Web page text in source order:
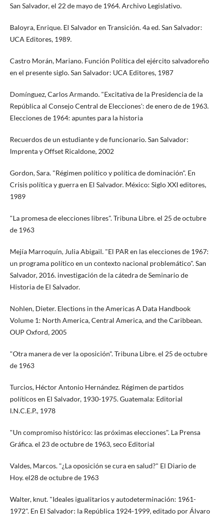
San Salvador, el 22 de mayo de 1964. Archivo Legislativo.
Baloyra, Enrique. El Salvador en Transición. 4a ed. San Salvador:
UCA Editores, 1989.
Castro Morán, Mariano. Función Política del ejército salvadoreño
en el presente siglo. San Salvador: UCA Editores, 1987
Domínguez, Carlos Armando. "Excitativa de la Presidencia de la
República al Consejo Central de Elecciones': de enero de de 1963.
Elecciones de 1964: apuntes para la historia
Recuerdos de un estudiante y de funcionario. San Salvador:
Imprenta y Offset Ricaldone, 2002
Gordon, Sara. "Régimen político y política de dominación". En
Crisis política y guerra en El Salvador. México: Siglo XXI editores,
1989
"La promesa de elecciones libres". Tribuna Libre. el 25 de octubre
de 1963
Mejía Marroquín, Julia Abigail. "El PAR en las elecciones de 1967:
un programa político en un contexto nacional problemático". San
Salvador, 2016. investigación de la cátedra de Seminario de
Historia de El Salvador.
Nohlen, Dieter. Elections in the Americas A Data Handbook
Volume 1: North America, Central America, and the Caribbean.
OUP Oxford, 2005
"Otra manera de ver la oposición". Tribuna Libre. el 25 de octubre
de 1963
Turcios, Héctor Antonio Hernández. Régimen de partidos
políticos en El Salvador, 1930-1975. Guatemala: Editorial
I.N.C.E.P., 1978
"Un compromiso histórico: las próximas elecciones". La Prensa
Gráfica. el 23 de octubre de 1963, seco Editorial
Valdes, Marcos. "¿La oposición se cura en salud?" El Diario de
Hoy. el28 de octubre de 1963
Walter, knut. "Ideales igualitarios y autodeterminación: 1961-
1972". En El Salvador: la República 1924-1999, editado por Álvaro